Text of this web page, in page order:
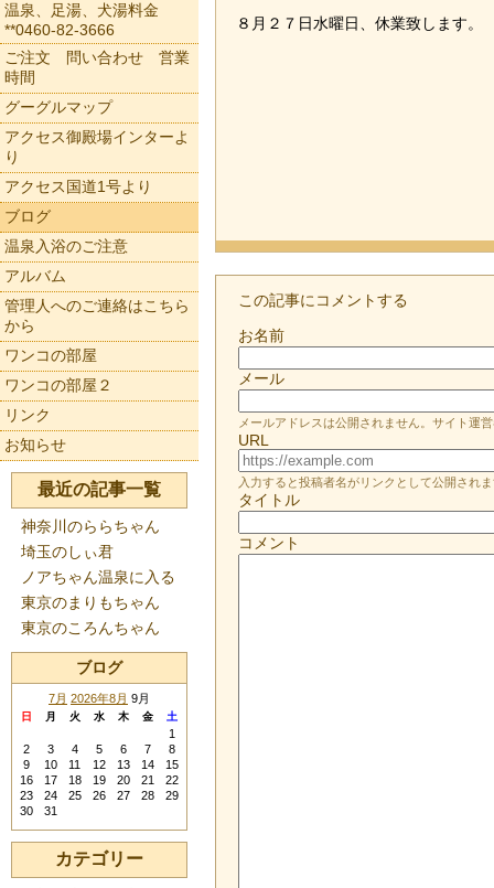
８月２７日水曜日、休業致します。
この記事にコメントする
お名前
メール
メールアドレスは公開されません。サイト運
URL
入力すると投稿者名がリンクとして公開され
タイトル
コメント
温泉、足湯、犬湯料金
**0460-82-3666
ご注文 問い合わせ 営業
時間
グーグルマップ
アクセス御殿場インターよ
り
アクセス国道1号より
ブログ
温泉入浴のご注意
アルバム
管理人へのご連絡はこちら
から
ワンコの部屋
ワンコの部屋２
リンク
お知らせ
最近の記事一覧
神奈川のららちゃん
埼玉のしぃ君
ノアちゃん温泉に入る
東京のまりもちゃん
東京のころんちゃん
ブログ
7月 2026年8月 9月
日 月 火 水 木 金 土
1
2
3 4 5 6 7
8
9
10 11 12 13 14
15
16
17 18 19 20 21
22
23
24 25 26 27 28
29
30
31
カテゴリー